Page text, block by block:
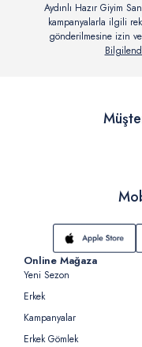
Aydınlı Hazır Giyim
kampanyalarla ilgili
gönderilmesine izin
Online Mağaza
Yeni Sezon
Erkek
Kampanyalar
Erkek Gömlek